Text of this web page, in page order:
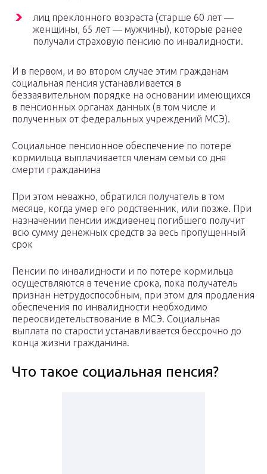
лиц преклонного возраста (старше 60 лет —
женщины, 65 лет — мужчины), которые ранее
получали страховую пенсию по инвалидности.
И в первом, и во втором случае этим гражданам
социальная пенсия устанавливается в
беззаявительном порядке на основании имеющихся
в пенсионных органах данных (в том числе и
полученных от федеральных учреждений МСЭ).
Социальное пенсионное обеспечение по потере
кормильца выплачивается членам семьи со дня
смерти гражданина
При этом неважно, обратился получатель в том
месяце, когда умер его родственник, или позже. При
назначении пенсии иждивенец погибшего получит
всю сумму денежных средств за весь пропущенный
срок
Пенсии по инвалидности и по потере кормильца
осуществляются в течение срока, пока получатель
признан нетрудоспособным, при этом для продления
обеспечения по инвалидности необходимо
переосвидетельствование в МСЭ. Социальная
выплата по старости устанавливается бессрочно до
конца жизни гражданина.
Что такое социальная пенсия?